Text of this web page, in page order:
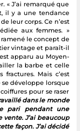
« J’ai remarqué que
il y a une tendance
leur corps. Ce n’est
aux femmes. »
ramené le concept de
vintage et paraît-il
apparu au Moyen-
la barbe et celle
Mais c’est
se développe lorsque
pour se raser
dans le monde
pari pendant une
vente. J’ai beaucoup
façon. J’ai décidé